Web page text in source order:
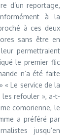
d’un reportage,
à la
à ces deux
sans être en
permettraient
le premier flic
n’a été faite
« Le service de la
les refouler », a-t-
comorienne, le
a préféré par
jusqu’en